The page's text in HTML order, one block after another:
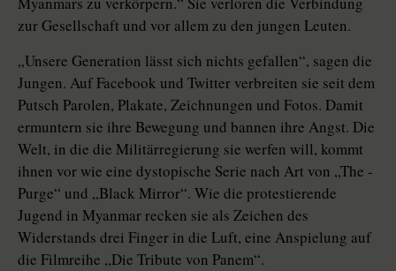
zur Gesellschaft und vor allem zu den jungen Leuten.
„Unsere Generation lässt sich nichts gefallen“, sagen die
Jungen. Auf Facebook und Twitter verbreiten sie seit dem
Putsch Parolen, Plakate, Zeichnungen und Fotos. Damit
ermuntern sie ihre Bewegung und bannen ihre Angst. Die
Welt, in die die Militärregierung sie werfen will, kommt
ihnen vor wie eine dystopische Serie nach Art von „The ­
Purge“ und „Black Mirror“. Wie die protestierende
Jugend in Myanmar recken sie als Zeichen des
Widerstands drei Finger in die Luft, eine Anspielung auf
die Filmreihe „Die Tribute von Panem“.